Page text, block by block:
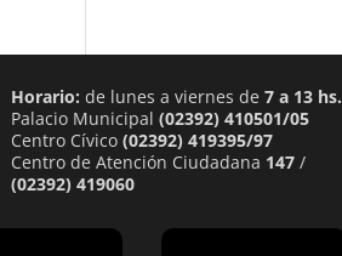
Horario: de lunes a viernes de 7 a 13 hs.
Palacio Municipal (02392) 410501/05
Centro Cívico (02392) 419395/97
Centro de Atención Ciudadana 147/
(02392) 419060